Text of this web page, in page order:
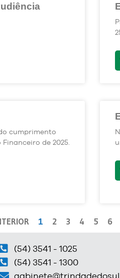
cumprimento
de 2025.
1 2 3 4 5 6
(54) 3541 - 1025
(54) 3541 - 1300